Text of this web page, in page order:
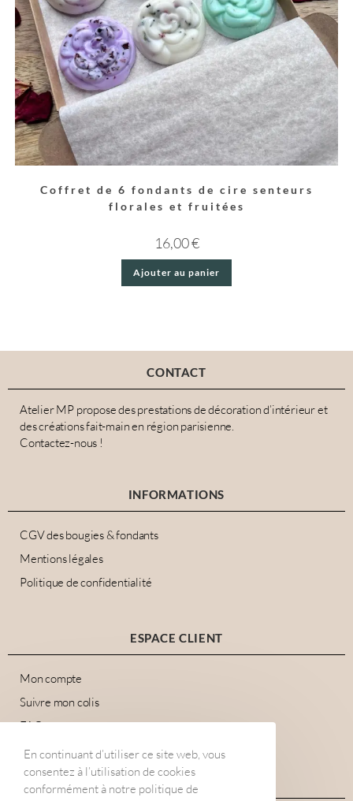
Coffret de 6 fondants de cire senteurs
florales et fruitées
16,00€
Ajouter au panier
CONTACT
Atelier MP propose des prestations de décoration d’intérieur et
des créations fait-main en région parisienne.
Contactez-nous !
INFORMATIONS
CGV des bougies & fondants
Mentions légales
Politique de confidentialité
ESPACE CLIENT
Mon compte
Suivre mon colis
FAQ
RESEAUX SOCIAUX
En continuant d’utiliser ce site web, vous
consentez à l’utilisation de cookies
conformément à notre politique de